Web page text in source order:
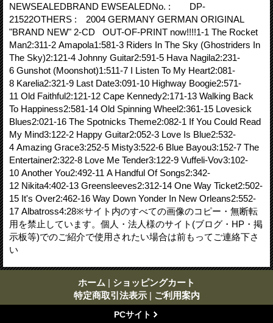
NEWSEALEDBRAND EWSEALEDNo. : DP-
21522OTHERS : 2004 GERMANY GERMAN ORIGINAL
"BRAND NEW" 2-CD OUT-OF-PRINT now!!!!1-1 The Rocket
Man2:311-2 Amapola1:581-3 Riders In The Sky (Ghostriders In
The Sky)2:121-4 Johnny Guitar2:591-5 Hava Nagila2:231-
6 Gunshot (Moonshot)1:511-7 I Listen To My Heart2:081-
8 Karelia2:321-9 Last Date3:091-10 Highway Boogie2:571-
11 Old Faithful2:121-12 Cape Kennedy2:171-13 Walking Back
To Happiness2:581-14 Old Spinning Wheel2:361-15 Lovesick
Blues2:021-16 The Spotnicks Theme2:082-1 If You Could Read
My Mind3:122-2 Happy Guitar2:052-3 Love Is Blue2:532-
4 Amazing Grace3:252-5 Misty3:522-6 Blue Bayou3:152-7 The
Entertainer2:322-8 Love Me Tender3:122-9 Vuffeli-Vov3:102-
10 Another You2:492-11 A Handful Of Songs2:342-
12 Nikita4:402-13 Greensleeves2:312-14 One Way Ticket2:502-
15 It's Over2:462-16 Way Down Yonder In New Orleans2:552-
17 Albatross4:28※サイト内のすべての画像のコピー・無断転
用を禁止しています。個人・法人様のサイト(ブログ・HP・掲
示板等)でのご紹介で使用されたい場合は前もってご連絡下さ
い
ホーム | ショッピングカート
特定商取引法表示 | ご利用案内
PCサイト